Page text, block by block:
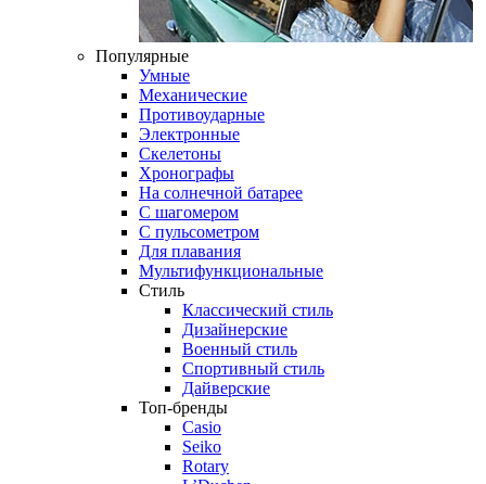
Популярные
Умные
Механические
Противоударные
Электронные
Скелетоны
Хронографы
На солнечной батарее
С шагомером
С пульсометром
Для плавания
Мультифункциональные
Стиль
Классический стиль
Дизайнерские
Военный стиль
Спортивный стиль
Дайверские
Топ-бренды
Casio
Seiko
Rotary